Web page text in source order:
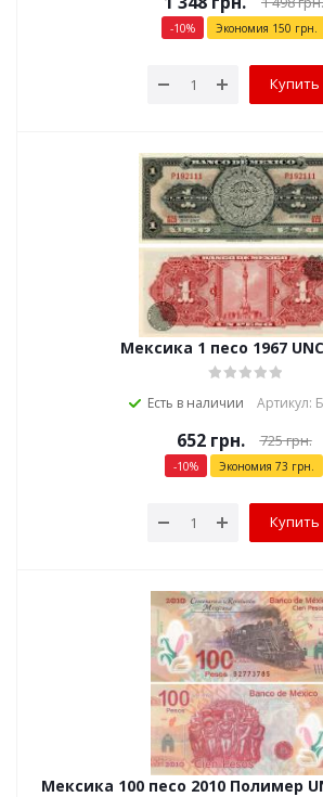
-10% Экономия 150 грн.
Купить
Мексика 1 песо 1967
Есть в наличии Артикул:
652грн. 725грн.
-10% Экономия 73 грн.
Купить
Мексика 100 песо 2010 Полимер